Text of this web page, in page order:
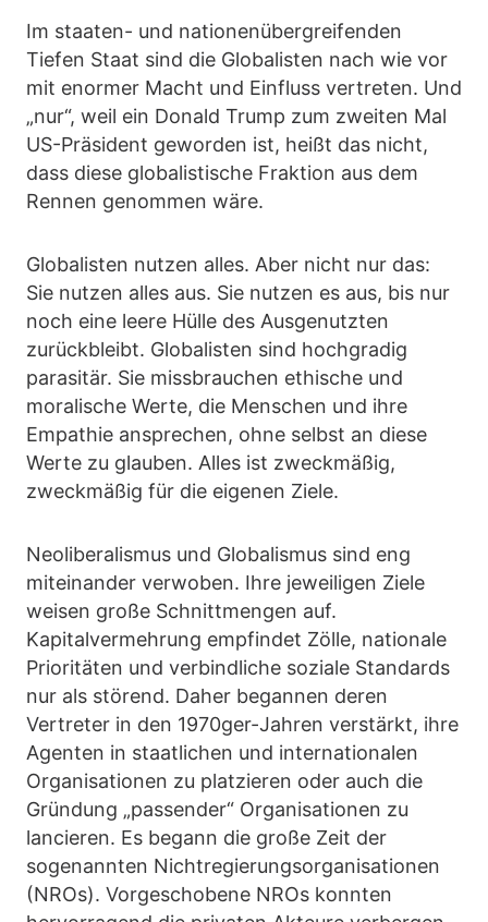
Im staaten- und nationenübergreifenden
Tiefen Staat sind die Globalisten nach wie vor
mit enormer Macht und Einfluss vertreten. Und
„nur“, weil ein Donald Trump zum zweiten Mal
US-Präsident geworden ist, heißt das nicht,
dass diese globalistische Fraktion aus dem
Rennen genommen wäre.
Globalisten nutzen alles. Aber nicht nur das:
Sie nutzen alles aus. Sie nutzen es aus, bis nur
noch eine leere Hülle des Ausgenutzten
zurückbleibt. Globalisten sind hochgradig
parasitär. Sie missbrauchen ethische und
moralische Werte, die Menschen und ihre
Empathie ansprechen, ohne selbst an diese
Werte zu glauben. Alles ist zweckmäßig,
zweckmäßig für die eigenen Ziele.
Neoliberalismus und Globalismus sind eng
miteinander verwoben. Ihre jeweiligen Ziele
weisen große Schnittmengen auf.
Kapitalvermehrung empfindet Zölle, nationale
Prioritäten und verbindliche soziale Standards
nur als störend. Daher begannen deren
Vertreter in den 1970ger-Jahren verstärkt, ihre
Agenten in staatlichen und internationalen
Organisationen zu platzieren oder auch die
Gründung „passender“ Organisationen zu
lancieren. Es begann die große Zeit der
sogenannten Nichtregierungsorganisationen
(NROs). Vorgeschobene NROs konnten